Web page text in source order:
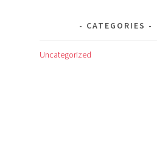
CATEGORIES
Uncategorized